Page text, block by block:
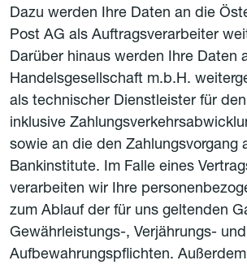
Dazu werden Ihre Daten an die
Post AG als Auftragsverarbeiter
Darüber hinaus werden Ihre Daten
Handelsgesellschaft m.b.H.
als technischer Dienstleister für
inklusive
sowie an die den Zahlungsvorgang
Bankinstitute. Im Falle eines
verarbeiten wir Ihre
zum Ablauf der für uns geltenden
Gewährleistungs-, Verjährungs-
Aufbewahrungspflichten.